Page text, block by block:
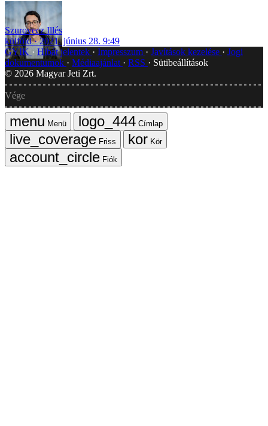
Szurovecz Illés
külföld
2021. június 28. 9:49
GYIK
Hibát jelentek Impresszum Javítások kezelése
Jogi
dokumentumok
Médiaajánlat RSS
Sütibeállítások
© 2026 Magyar Jeti Zrt.
Vége
Menü
Címlap
Friss
Kör
Fiók